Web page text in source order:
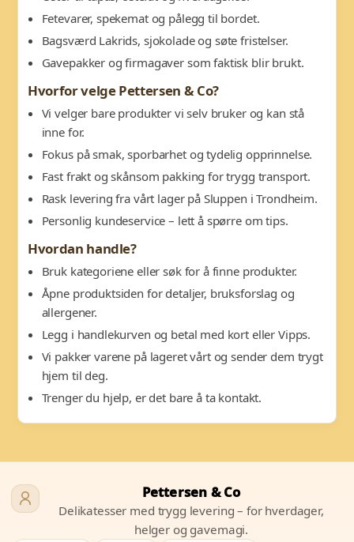
Fetevarer, spekemat og pålegg til bordet.
Bagsværd Lakrids, sjokolade og søte fristelser.
Gavepakker og firmagaver som faktisk blir brukt.
Hvorfor velge Pettersen & Co?
Vi velger bare produkter vi selv bruker og kan stå
inne for.
Fokus på smak, sporbarhet og tydelig opprinnelse.
Fast frakt og skånsom pakking for trygg transport.
Rask levering fra vårt lager på Sluppen i Trondheim.
Personlig kundeservice – lett å spørre om tips.
Hvordan handle?
Bruk kategoriene eller søk for å finne produkter.
Åpne produktsiden for detaljer, bruksforslag og
allergener.
Legg i handlekurven og betal med kort eller Vipps.
Vi pakker varene på lageret vårt og sender dem trygt
hjem til deg.
Trenger du hjelp, er det bare å ta kontakt.
Pettersen & Co
Delikatesser med trygg levering – for hverdager,
helger og gavemagi.